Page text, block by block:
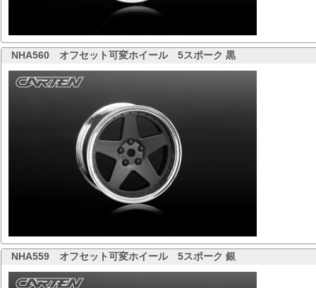
NHA560 オフセット可変ホイール 5スポーク 黒
NHA559 オフセット可変ホイール 5スポーク 銀